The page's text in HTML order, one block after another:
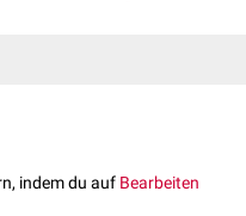
indem du auf Bearbeiten